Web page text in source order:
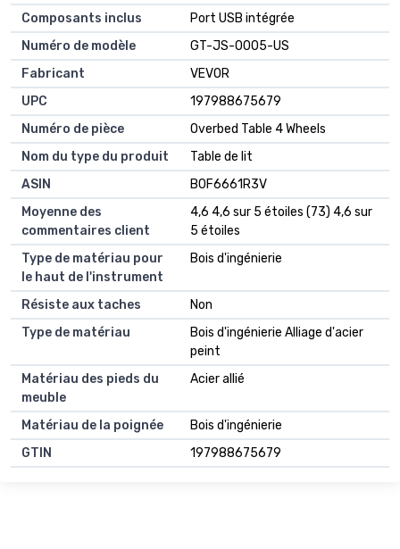
Composants inclus
Port USB intégrée
Numéro de modèle
GT-JS-0005-US
Fabricant
VEVOR
UPC
197988675679
Numéro de pièce
Overbed Table 4 Wheels
Nom du type du produit
Table de lit
ASIN
B0F6661R3V
Moyenne des
commentaires client
4,6 4,6 sur 5 étoiles (73) 4,6 sur
5 étoiles
Type de matériau pour
le haut de l'instrument
Bois d'ingénierie
Résiste aux taches
Non
Type de matériau
Bois d'ingénierie Alliage d'acier
peint
Matériau des pieds du
meuble
Acier allié
Matériau de la poignée
Bois d'ingénierie
GTIN
197988675679